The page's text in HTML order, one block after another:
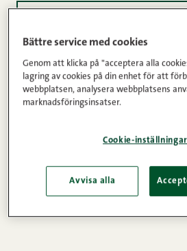
Instruktioner
Bättre service med cookies
Genom att klicka på "acceptera alla
lagring av cookies på din enhet för att
webbplatsen, analysera webbplatsens
marknadsföringsinsatser.
Cookie-inställningar
Avvisa alla